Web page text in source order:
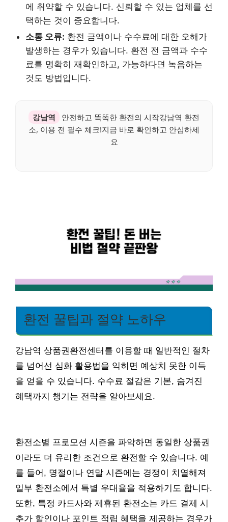
에 취약할 수 있습니다. 신뢰할 수 있는 업체를 선
택하는 것이 중요합니다.
소통 오류: 환전 금액이나 수수료에 대한 오해가
발생하는 경우가 있습니다. 환전 전 금액과 수수
료를 명확히 재확인하고, 가능하다면 녹음하는
것도 방법입니다.
강남역
안전하고 똑똑한 환전의 시작강남역 환전
소, 이용 전 필수 체크!지금 바로 확인하고 안심하세
요
환전 꿀팁과 절약 노하우
강남역 상품권환전센터를 이용할 때 일반적인 절차
를 넘어선 심화 활용법을 익히면 예상치 못한 이득
을 얻을 수 있습니다. 수수료 절감은 기본, 숨겨진
혜택까지 챙기는 전략을 알아보세요.
환전소별 프로모션 시즌을 파악하면 동일한 상품권
이라도 더 유리한 조건으로 환전할 수 있습니다. 예
를 들어, 명절이나 연말 시즌에는 경쟁이 치열해져
일부 환전소에서 특별 우대율을 적용하기도 합니다.
또한, 특정 카드사와 제휴된 환전소는 카드 결제 시
추가 할인이나 포인트 적립 혜택을 제공하는 경우가